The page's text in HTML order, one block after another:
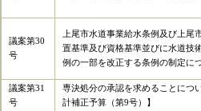
議案第30
号
上尾市水道事業給水条例及び上尾
置基準及び資格基準並びに水道技
例の一部を改正する条例の制定に
議案第31
号
専決処分の承認を求めることにつ
計補正予算（第9号）】